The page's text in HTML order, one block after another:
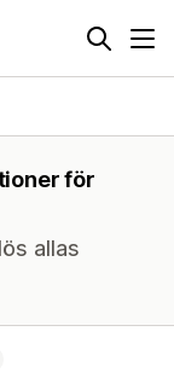
för
allas